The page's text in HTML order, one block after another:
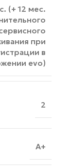
(+ 12 мес.
при
в
evo)
2
A+